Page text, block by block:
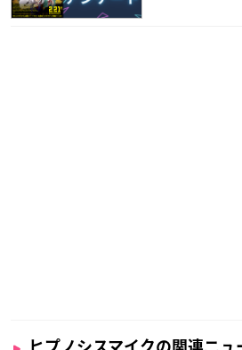
ヒプノシスマイクの関連ニュ